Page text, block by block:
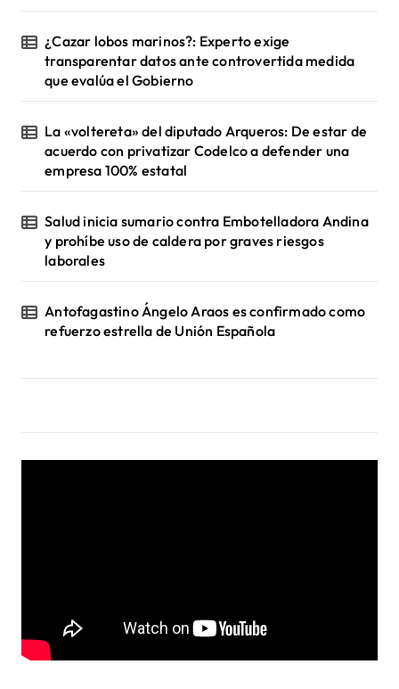
¿Cazar lobos marinos?: Experto exige
transparentar datos ante controvertida medida
que evalúa el Gobierno
La «voltereta» del diputado Arqueros: De estar de
acuerdo con privatizar Codelco a defender una
empresa 100% estatal
Salud inicia sumario contra Embotelladora Andina
y prohíbe uso de caldera por graves riesgos
laborales
Antofagastino Ángelo Araos es confirmado como
refuerzo estrella de Unión Española